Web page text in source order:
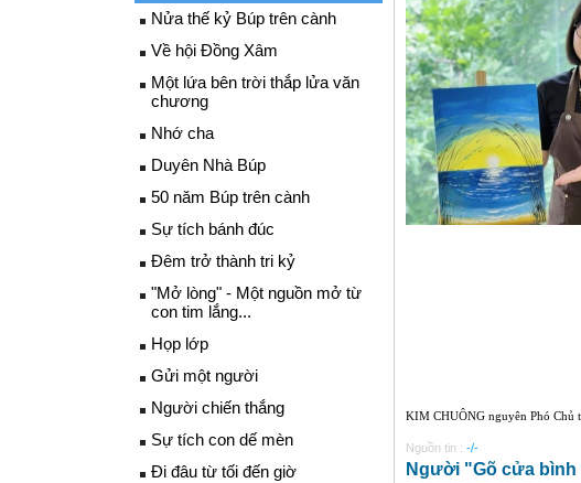
Nửa thế kỷ Búp trên cành
Về hội Đồng Xâm
Một lứa bên trời thắp lửa văn
chương
Nhớ cha
Duyên Nhà Búp
50 năm Búp trên cành
Sự tích bánh đúc
Đêm trở thành tri kỷ
"Mở lòng" - Một nguồn mở từ
con tim lắng...
Họp lớp
Gửi một người
Người chiến thắng
Sự tích con dế mèn
Đi đâu từ tối đến giờ
KIM CHUÔNG nguyên Phó Chủ
Nguồn tin : -/-
Người "Gõ cửa bình